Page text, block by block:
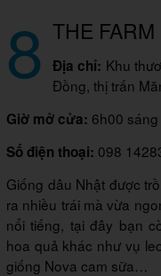
8 THE
Địa chỉ: Khu
Đồng, thị trấn
Giờ mở cửa: 6h00
Số điện thoại: 098
Giống dâu Nhật được
ra nhiều trái mà vừa
nổi tiếng, tại đây bạn
hoa quả khác như vụ
giống Nova cam sữa…